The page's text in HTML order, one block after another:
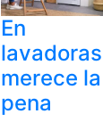
En
lavadoras
merece la
pena